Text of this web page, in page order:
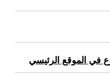
في الموقع الرئيسي